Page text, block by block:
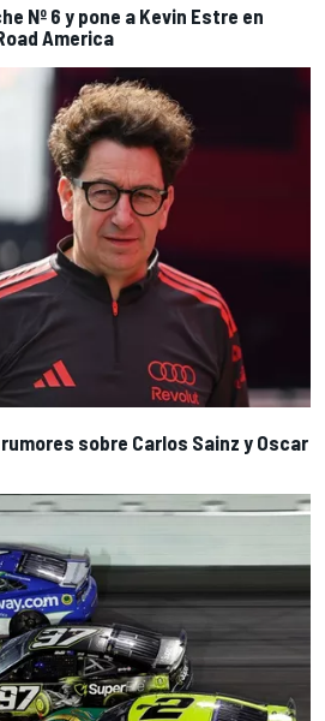
Nº 6 y pone a Kevin Estre en
America
sobre Carlos Sainz y Oscar